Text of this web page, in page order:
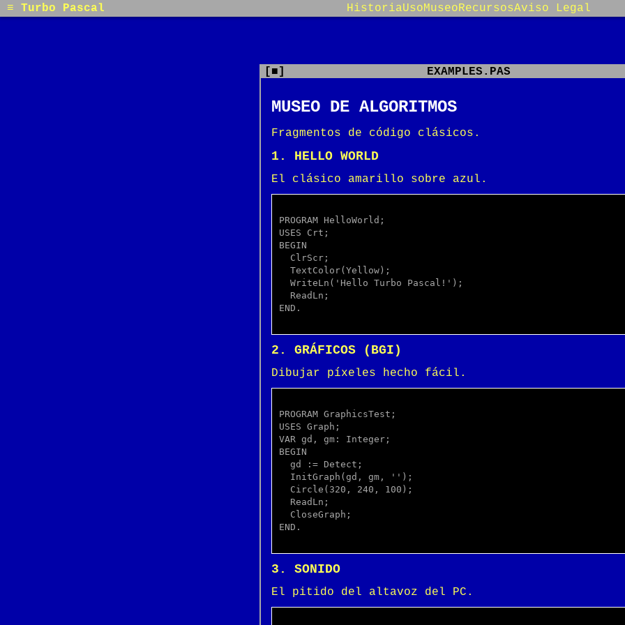
≡ Turbo Pascal HistoriaUsoMuseoRecursosAviso Legal
[■] EXAMPLES.PAS
MUSEO DE ALGORITMOS
Fragmentos de código clásicos.
1. HELLO WORLD
El clásico amarillo sobre azul.
PROGRAM HelloWorld;
USES Crt;
BEGIN
END.
2. GRÁFICOS (BGI)
Dibujar píxeles hecho fácil.
PROGRAM GraphicsTest;
USES Graph;
VAR gd, gm: Integer;
BEGIN
END.
3. SONIDO
El pitido del altavoz del PC.